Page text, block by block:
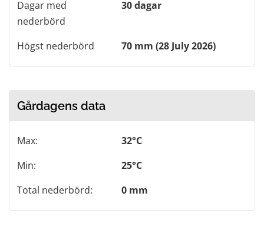
Dagar med
nederbörd
30 dagar
Högst nederbörd 70 mm (28 July 2026)
Gårdagens data
Max:
32°C
Min:
25°C
Total nederbörd:
0 mm